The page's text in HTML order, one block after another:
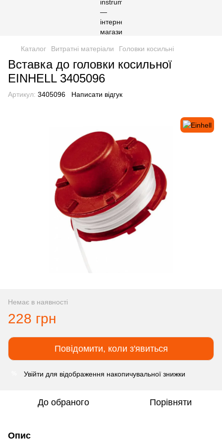
Каталог Витратні матеріали Головки косильні
Вставка до головки косильної
EINHELL 3405096
Артикул: 3405096 Написати відгук
Немає в наявності
228 грн
Повідомити, коли з'явиться
Увійти для відображення накопичувальної знижки
До обраного Порівняти
Опис